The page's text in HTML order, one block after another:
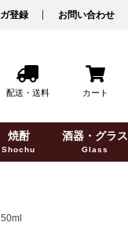
登録 お問い合わせ
配送・送料 カート
焼酎
Shochu
酒器・グラス
Glass